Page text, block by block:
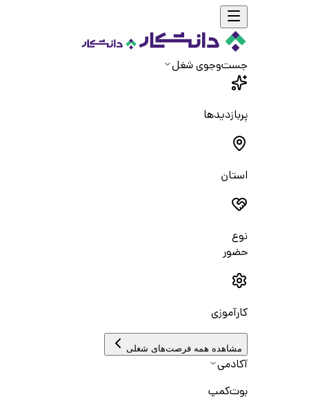
جست‌و‌جوی شغل
پربازدیدها
استان
نوع
حضور
کارآموزی
مشاهده همه فرصت‌های شغلی
آکادمی
بوت‌کمپ